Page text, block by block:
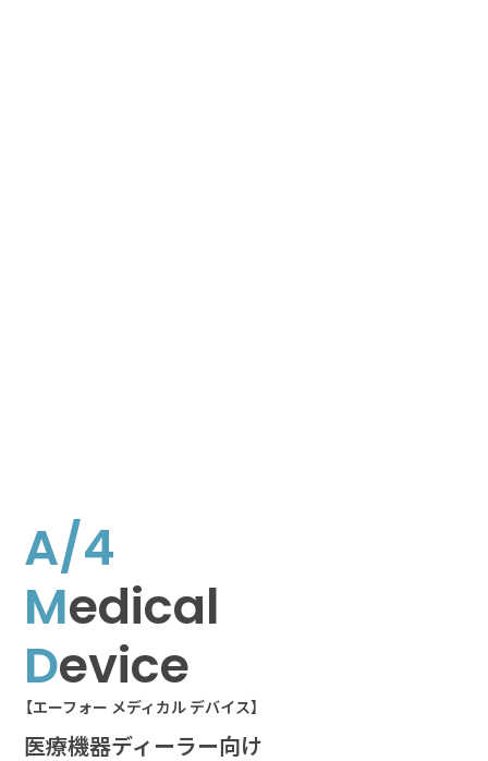
A/4
Medical
Device
【エーフォー メディカル デバイス】
医療機器ディーラー向け